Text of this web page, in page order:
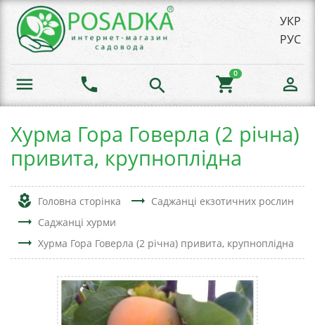
УКР
РУС
menu phone search shopping_cart
0
person_outline
Хурма Гора Говерла (2 річна)
привита, крупноплідна
local_florist Головна сторінка trending_flat Саджанці екзотичних рослин
trending_flat Саджанці хурми
trending_flat Хурма Гора Говерла (2 річна) привита, крупноплідна